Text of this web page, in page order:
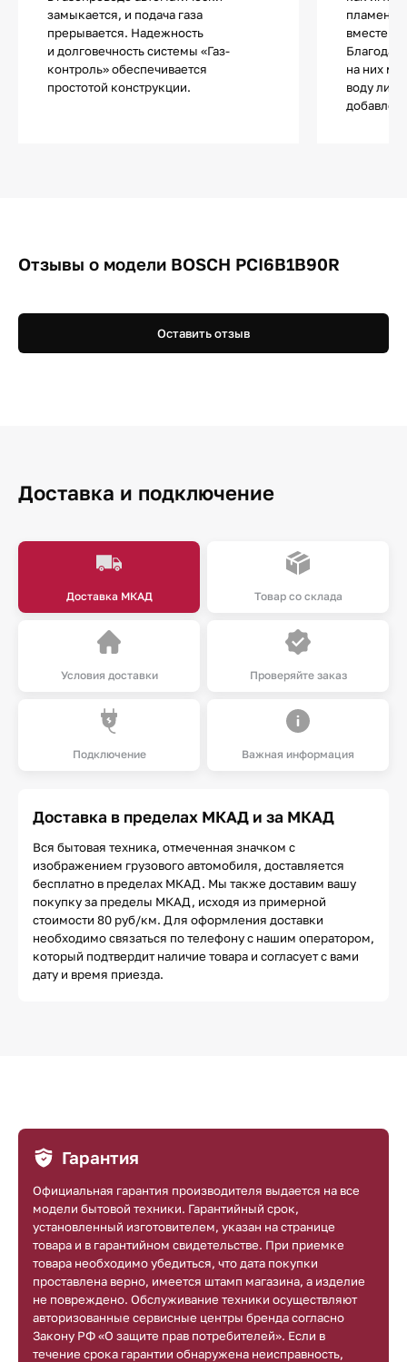
замыкается, и подача газа
прерывается. Надежность
и долговечность системы «Газ-
контроль» обеспечивается
простотой конструкции.
пламени,
вместе
на них
воду
Отзывы о модели BOSCH PCI6B1B90R
Оставить отзыв
Доставка и подключение
Доставка МКАД Товар со склада
Условия доставки Проверяйте заказ
Подключение Важная информация
Доставка в пределах МКАД и за МКАД
Вся бытовая техника, отмеченная значком с
изображением грузового автомобиля, доставляется
бесплатно в пределах МКАД. Мы также доставим вашу
покупку за пределы МКАД, исходя из примерной
стоимости 80 руб/км. Для оформления доставки
необходимо связаться по телефону с нашим оператором,
который подтвердит наличие товара и согласует с вами
дату и время приезда.
Гарантия
Официальная гарантия производителя выдается на все
модели бытовой техники. Гарантийный срок,
установленный изготовителем, указан на странице
товара и в гарантийном свидетельстве. При приемке
товара необходимо убедиться, что дата покупки
проставлена верно, имеется штамп магазина, а изделие
не повреждено. Обслуживание техники осуществляют
авторизованные сервисные центры бренда согласно
Закону РФ «О защите прав потребителей». Если в
течение срока гарантии обнаружена неисправность,